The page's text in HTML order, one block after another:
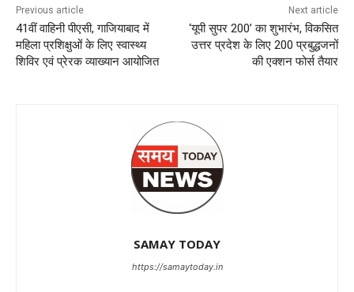
Previous article
41वीं वाहिनी पीएसी, गाजियाबाद में
महिला प्रशिक्षुओं के लिए स्वास्थ्य
शिविर एवं प्रेरक व्याख्यान आयोजित
Next article
‘यूपी सुपर 200’ का शुभारंभ, विकसित
उत्तर प्रदेश के लिए 200 प्रबुद्धजनों
की एक्शन फोर्स तैयार
SAMAY TODAY
https://samaytoday.in